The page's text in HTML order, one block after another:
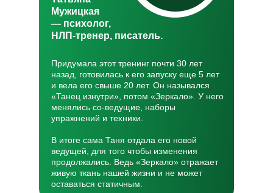
Мужицкая
— психолог,
НЛП-тренер, писатель.
Придумала этот тренинг почти 30 лет
назад, готовилась к его запуску еще 5 лет
и вела его свыше 20 лет. Он назывался
«Танец изнутри», потом «Зеркало». У него
менялись со-ведущие, наборы
упражнений и техники.
В итоге сама Таня отдала его новой
ведущей, для того чтобы изменения
продолжались. Ведь «Зеркало» отражает
живую ткань нашей жизни и не может
оставаться статичным.